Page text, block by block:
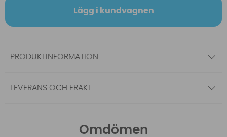
Lägg i kundvagnen
PRODUKTINFORMATION
LEVERANS OCH FRAKT
Omdömen